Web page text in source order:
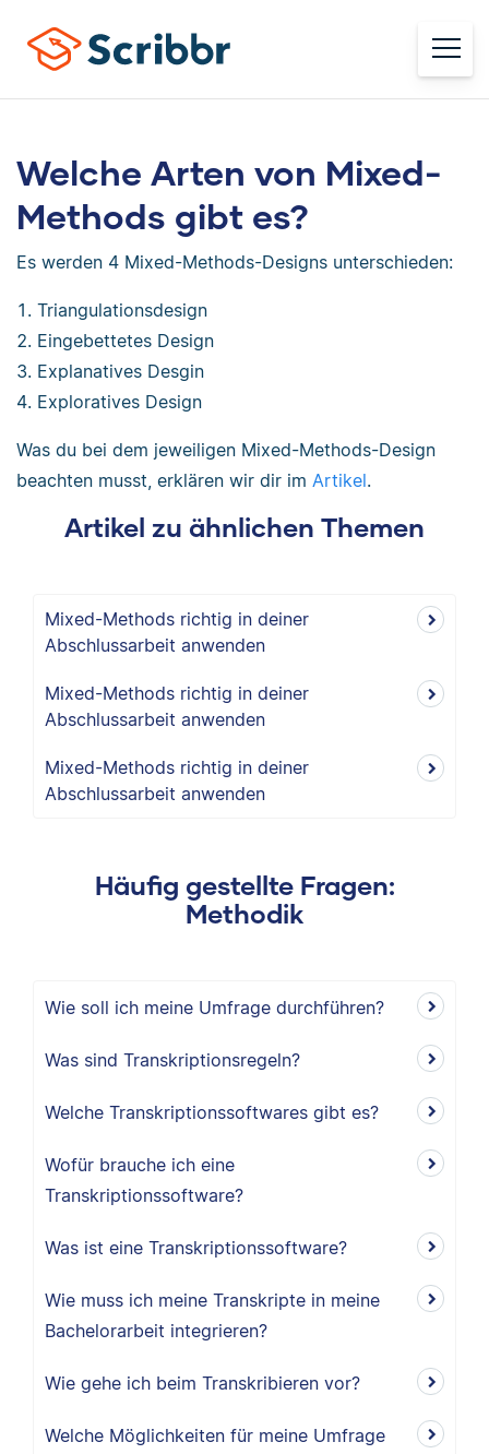
Welche Arten von Mixed-
Methods gibt es?
Es werden 4 Mixed-Methods-Designs unterschieden:
Triangulationsdesign
Eingebettetes Design
Explanatives Desgin
Exploratives Design
Was du bei dem jeweiligen Mixed-Methods-Design
beachten musst, erklären wir dir im Artikel.
Artikel zu ähnlichen Themen
Mixed-Methods richtig in deiner
Abschlussarbeit anwenden
Mixed-Methods richtig in deiner
Abschlussarbeit anwenden
Mixed-Methods richtig in deiner
Abschlussarbeit anwenden
Häufig gestellte Fragen:
Methodik
Wie soll ich meine Umfrage durchführen?
Was sind Transkriptionsregeln?
Welche Transkriptionssoftwares gibt es?
Wofür brauche ich eine
Transkriptionssoftware?
Was ist eine Transkriptionssoftware?
Wie muss ich meine Transkripte in meine
Bachelorarbeit integrieren?
Wie gehe ich beim Transkribieren vor?
Welche Möglichkeiten für meine Umfrage